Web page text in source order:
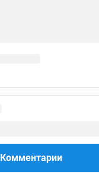
Комментарии